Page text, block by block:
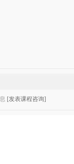
[发表课程咨询]